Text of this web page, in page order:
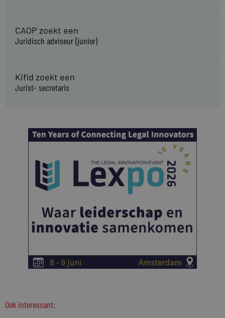
CAOP zoekt een
Juridisch adviseur (junior)
Kifid zoekt een
Jurist- secretaris
Ook interessant: